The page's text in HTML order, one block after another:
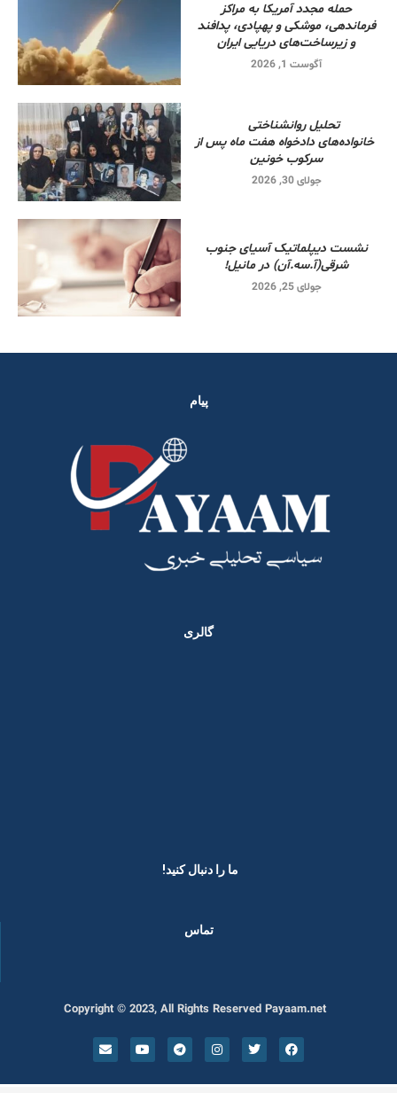
حمله مجدد آمریکا به مراکز
فرماندهی، موشکی و پهپادی، پدافند
و زیرساخت‌های دریایی ایران
آگوست 1, 2026
تحلیل روانشناختی
خانواده‌های دادخواه هفت ماه پس از
سرکوب خونین
جولای 30, 2026
نشست دیپلماتیک آسیای جنوب
شرقی‌(آ.سه.آن) در مانیل!
جولای 25, 2026
پیام
گالری
ما را دنبال کنید! ​
تماس
Copyright © 2023, All Rights Reserved Payaam.net